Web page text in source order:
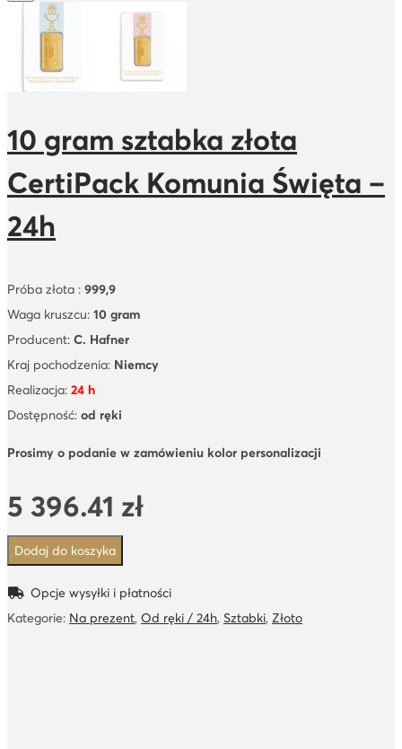
10 gram sztabka złota
CertiPack Komunia Święta –
24h
Próba złota : 999,9
Waga kruszcu: 10 gram
Producent: C. Hafner
Kraj pochodzenia: Niemcy
Realizacja: 24 h
Dostępność: od ręki
Prosimy o podanie w zamówieniu kolor personalizacji
5 396.41 zł
Dodaj do koszyka
Opcje wysyłki i płatności
Kategorie: Na prezent, Od ręki / 24h, Sztabki, Złoto